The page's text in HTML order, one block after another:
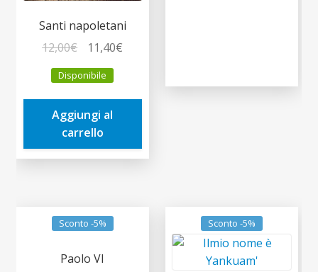
Santi napoletani
12,00€
prezzo
originale
era:
12,00€.
11,40€
è:
Disponibile
Aggiungi al
carrello
Sconto -5%
Paolo VI
Sconto -5%